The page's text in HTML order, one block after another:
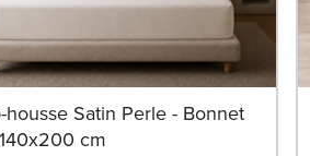
housse Satin Perle - Bonnet
cm